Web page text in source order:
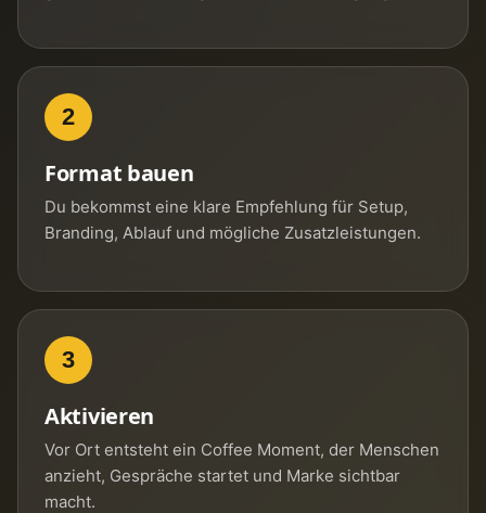
2
Format bauen
Du bekommst eine klare Empfehlung für Setup,
Branding, Ablauf und mögliche Zusatzleistungen.
3
Aktivieren
Vor Ort entsteht ein Coffee Moment, der Menschen
anzieht, Gespräche startet und Marke sichtbar
macht.